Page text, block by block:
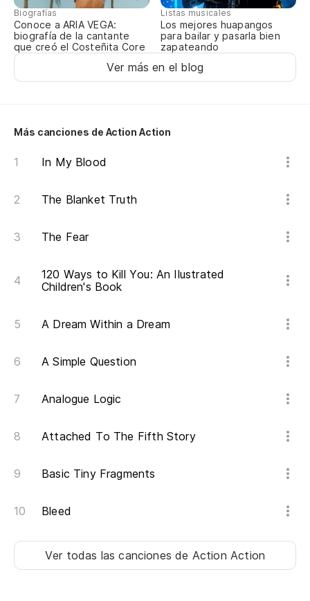
Biografías
Conoce a ARIA VEGA:
biografía de la cantante
que creó el Costeñita Core
Listas musicales
Los mejores huapangos
para bailar y pasarla bien
zapateando
Ver más en el blog
Más canciones de Action Action
In My Blood
The Blanket Truth
The Fear
120 Ways to Kill You: An Ilustrated
Children's Book
A Dream Within a Dream
A Simple Question
Analogue Logic
Attached To The Fifth Story
Basic Tiny Fragments
Bleed
Ver todas las cancionesde Action Action